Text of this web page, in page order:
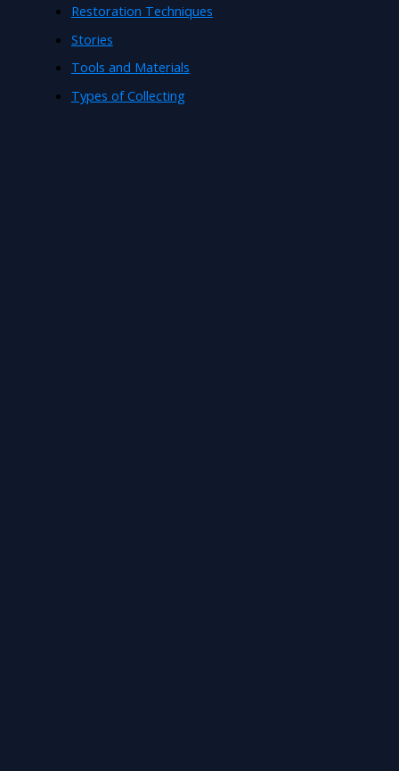
Restoration Techniques
Stories
Tools and Materials
Types of Collecting